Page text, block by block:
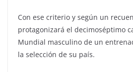
Con ese criterio y según un
protagonizará el decimoséptimo
Mundial masculino de un
la selección de su país.